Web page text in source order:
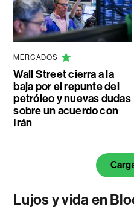
MERCADOS
Wall Street cierra a la
baja por el repunte del
petróleo y nuevas dudas
sobre un acuerdo con
Irán
Lujos y vida en